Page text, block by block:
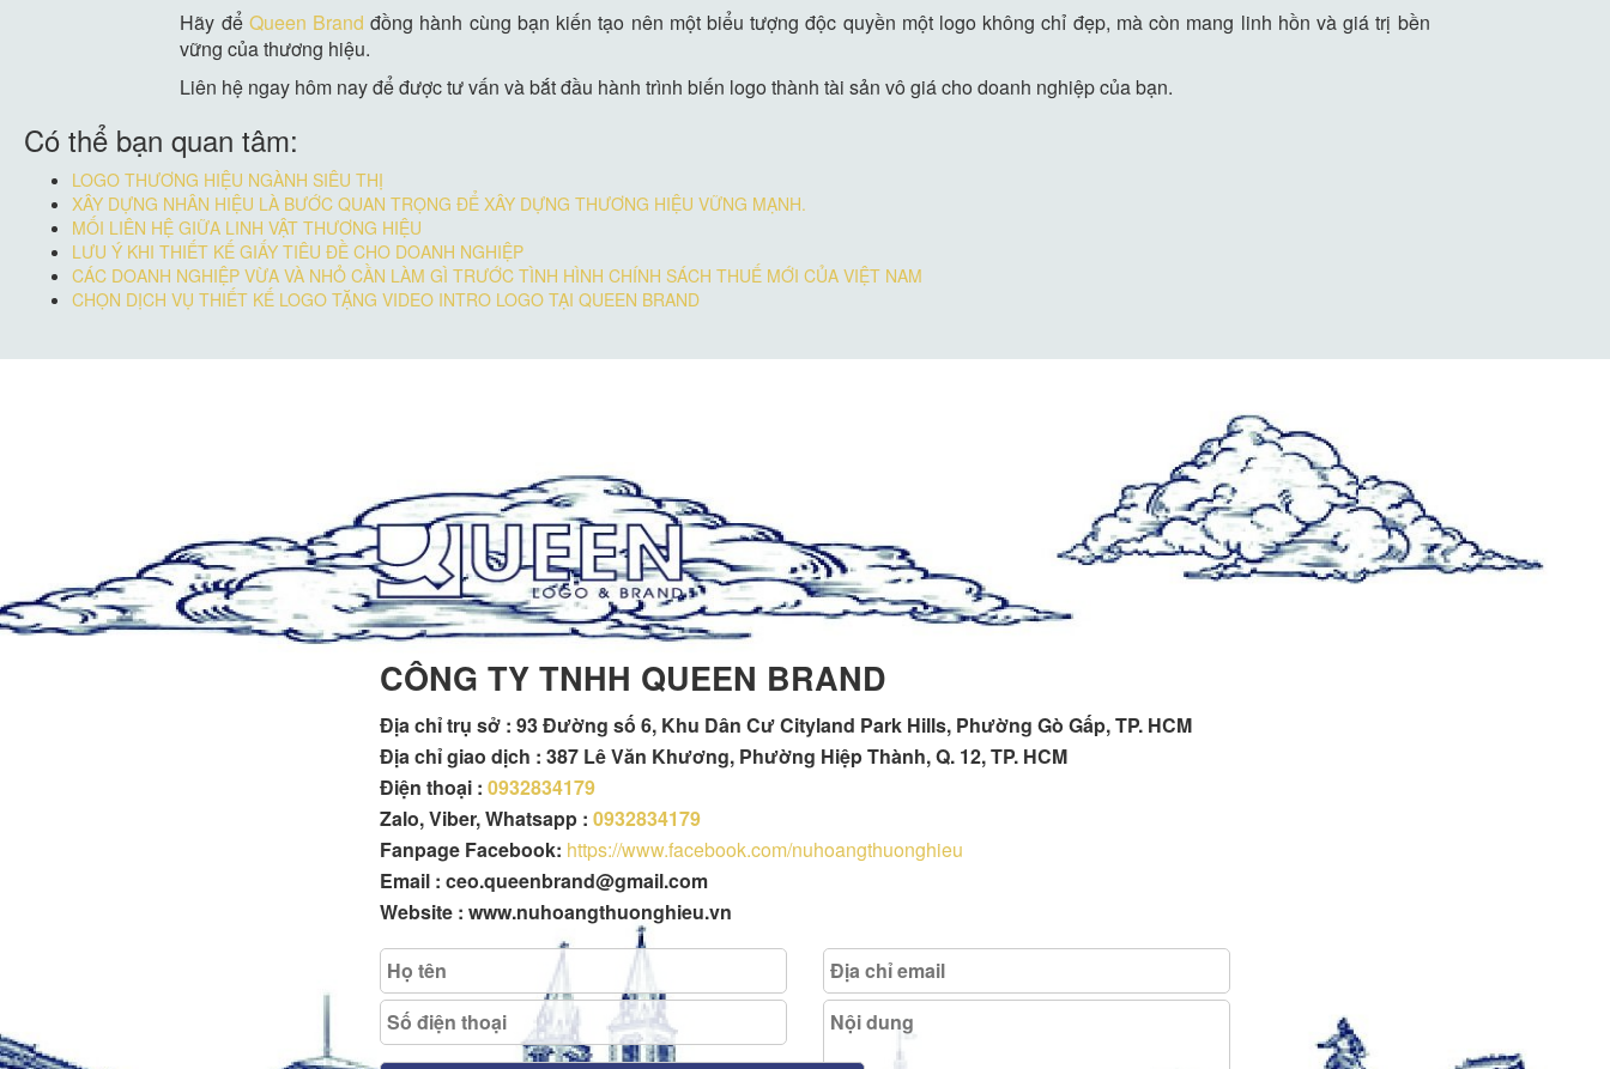
Hãy để Queen Brand đồng hành cùng bạn kiến tạo nên một biểu tượng độc quyền một logo không chỉ đẹp, mà còn mang linh hồn và giá trị bền
vững của thương hiệu.
Liên hệ ngay hôm nay để được tư vấn và bắt đầu hành trình biến logo thành tài sản vô giá cho doanh nghiệp của bạn.
Có thể bạn quan tâm:
LOGO THƯƠNG HIỆU NGÀNH SIÊU THỊ
XÂY DỰNG NHÂN HIỆU LÀ BƯỚC QUAN TRỌNG ĐỂ XÂY DỰNG THƯƠNG HIỆU VỮNG MẠNH.
MỐI LIÊN HỆ GIỮA LINH VẬT THƯƠNG HIỆU
LƯU Ý KHI THIẾT KẾ GIẤY TIÊU ĐỀ CHO DOANH NGHIỆP
CÁC DOANH NGHIỆP VỪA VÀ NHỎ CẦN LÀM GÌ TRƯỚC TÌNH HÌNH CHÍNH SÁCH THUẾ MỚI CỦA VIỆT NAM
CHỌN DỊCH VỤ THIẾT KẾ LOGO TẶNG VIDEO INTRO LOGO TẠI QUEEN BRAND
CÔNG TY TNHH QUEEN BRAND
Địa chỉ trụ sở :93 Đường số 6, Khu Dân Cư Cityland Park Hills, Phường Gò Gấp, TP. HCM
Địa chỉ giao dịch : 387 Lê Văn Khương, Phường Hiệp Thành, Q. 12, TP. HCM
Điện thoại :0932834179
Zalo, Viber, Whatsapp :0932834179
Fanpage Facebook: https://www.facebook.com/nuhoangthuonghieu
Email : ceo.queenbrand@gmail.com
Website : www.nuhoangthuonghieu.vn